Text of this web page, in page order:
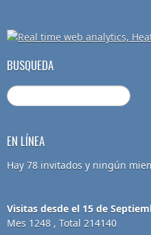
BUSQUEDA
EN LÍNEA
Hay 78 invitados y ningún
Visitas desde el 15 de
Mes 1248 , Total 214140